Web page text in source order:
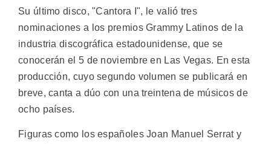
Su último disco, "Cantora I", le valió tres
nominaciones a los premios Grammy Latinos de la
industria discográfica estadounidense, que se
conocerán el 5 de noviembre en Las Vegas. En esta
producción, cuyo segundo volumen se publicará en
breve, canta a dúo con una treintena de músicos de
ocho países.
Figuras como los españoles Joan Manuel Serrat y